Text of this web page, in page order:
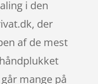
i den
der
af de mest
mange på